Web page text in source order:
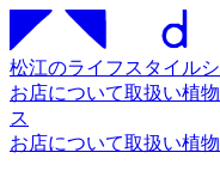
松江のライフスタイル
お店について取扱い植
ス
お店について取扱い植